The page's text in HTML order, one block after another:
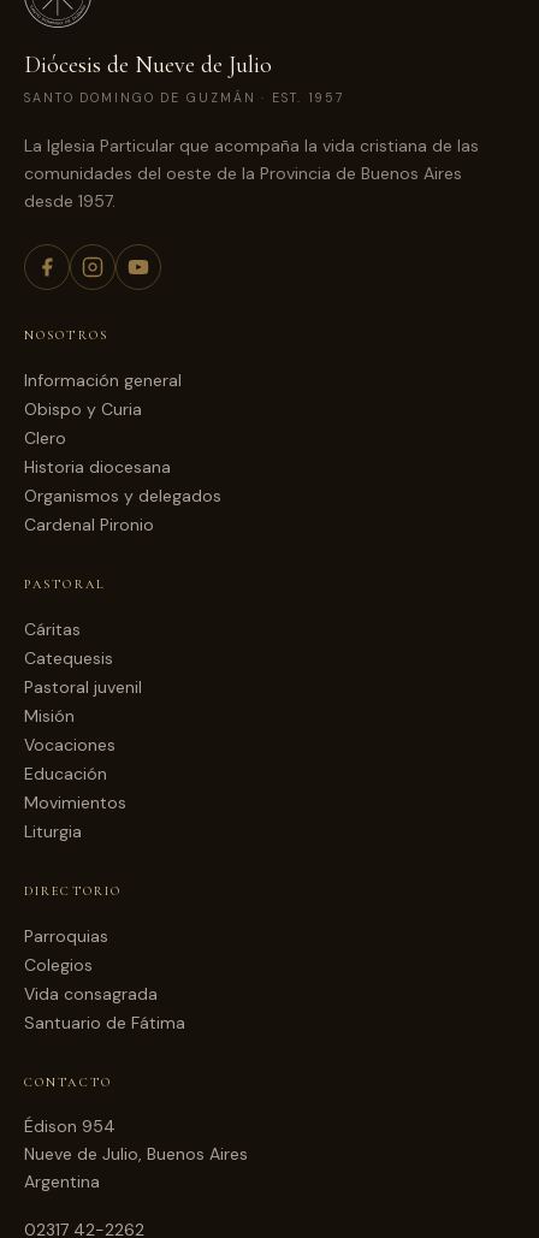
Diócesis de Nueve de Julio
SANTO DOMINGO DE GUZMÁN · EST. 1957
La Iglesia Particular que acompaña la vida cristiana de las
comunidades del oeste de la Provincia de Buenos Aires
desde 1957.
NOSOTROS
Información general
Obispo y Curia
Clero
Historia diocesana
Organismos y delegados
Cardenal Pironio
PASTORAL
Cáritas
Catequesis
Pastoral juvenil
Misión
Vocaciones
Educación
Movimientos
Liturgia
DIRECTORIO
Parroquias
Colegios
Vida consagrada
Santuario de Fátima
CONTACTO
Édison 954
Nueve de Julio, Buenos Aires
Argentina
02317 42-2262